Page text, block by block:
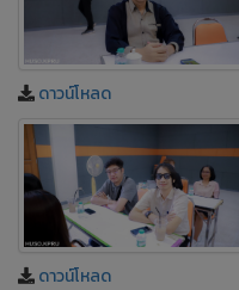
ดาวน์โหลด
ดาวน์โหลด